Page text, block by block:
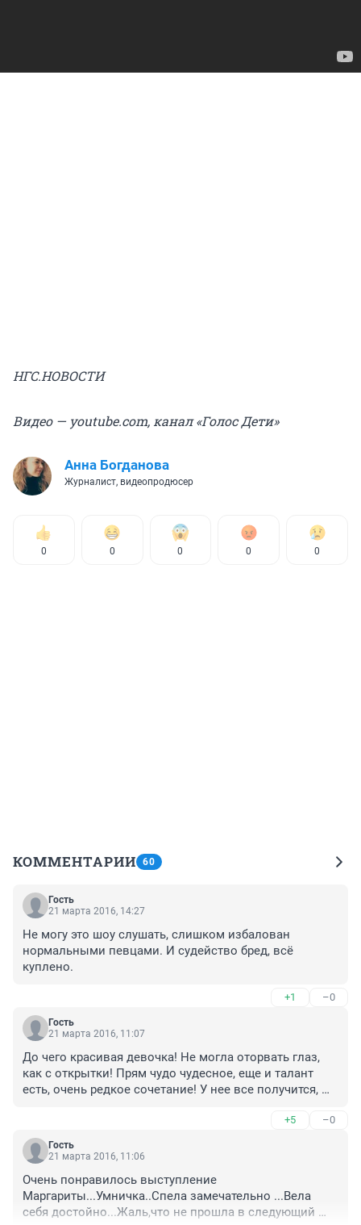
НГС.НОВОСТИ
Видео — youtube.com, канал «Голос Дети»
Анна Богданова
Журналист, видеопродюсер
0 0 0 0 0
КОММЕНТАРИИ 60
Гость
21 марта 2016, 14:27
Не могу это шоу слушать, слишком избалован
нормальными певцами. И судейство бред, всё
куплено.
+1 –0
Гость
21 марта 2016, 11:07
До чего красивая девочка! Не могла оторвать глаз,
как с открытки! Прям чудо чудесное, еще и талант
есть, очень редкое сочетание! У нее все получится,
+5 –0
Гость
21 марта 2016, 11:06
Очень понравилось выступление
Маргариты...Умничка..Спела замечательно ...Вела
себя достойно...Жаль,что не прошла в следующий